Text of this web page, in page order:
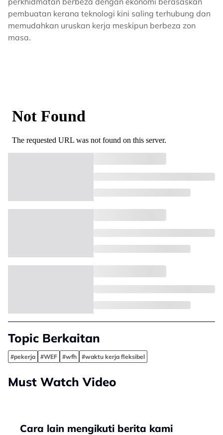
pembuatan kerana teknologi kini saling terhubung dan
memudahkan uruskan kerja meskipun berbeza zon
masa.
Topic Berkaitan
#pekerja #WEF #wfh #waktu kerja fleksibel
Must Watch Video
Cara lain mengikuti berita kami